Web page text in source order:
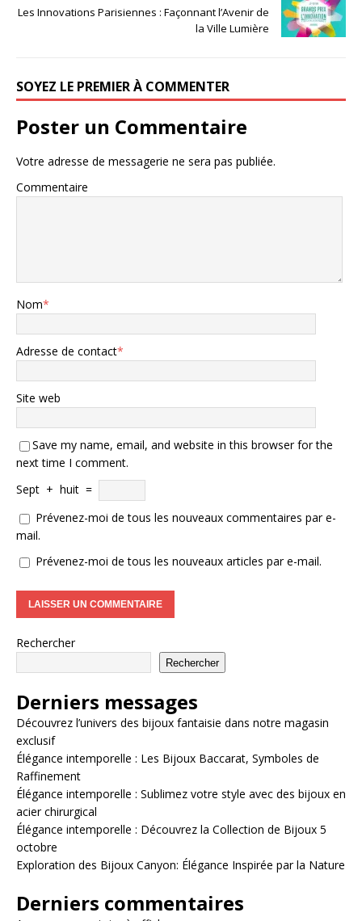
Les Innovations Parisiennes : Façonnant l’Avenir de
la Ville Lumière
SOYEZ LE PREMIER À COMMENTER
Poster un Commentaire
Votre adresse de messagerie ne sera pas publiée.
Commentaire
Nom*
Adresse de contact*
Site web
Save my name, email, and website in this browser for the
next time I comment.
Sept + huit =
Prévenez-moi de tous les nouveaux commentaires par e-
mail.
Prévenez-moi de tous les nouveaux articles par e-mail.
Rechercher
Rechercher
Derniers messages
Découvrez l’univers des bijoux fantaisie dans notre magasin
exclusif
Élégance intemporelle : Les Bijoux Baccarat, Symboles de
Raffinement
Élégance intemporelle : Sublimez votre style avec des bijoux en
acier chirurgical
Élégance intemporelle : Découvrez la Collection de Bijoux 5
octobre
Exploration des Bijoux Canyon: Élégance Inspirée par la Nature
Derniers commentaires